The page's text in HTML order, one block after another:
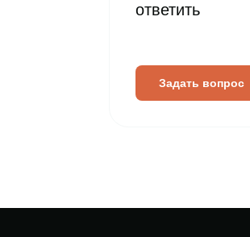
ответить
Задать вопрос